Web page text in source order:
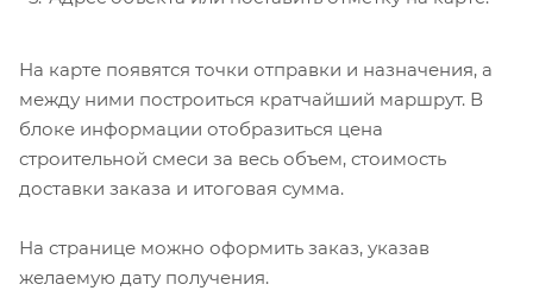
На карте появятся точки отправки и назначения, а
между ними построиться кратчайший маршрут. В
блоке информации отобразиться цена
строительной смеси за весь объем, стоимость
доставки заказа и итоговая сумма.
На странице можно оформить заказ, указав
желаемую дату получения.